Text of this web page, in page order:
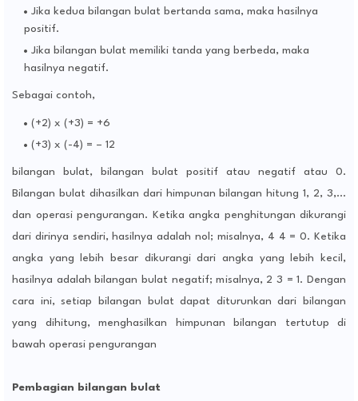
Jika kedua bilangan bulat bertanda sama, maka hasilnya
positif.
Jika bilangan bulat memiliki tanda yang berbeda, maka
hasilnya negatif.
Sebagai contoh,
(+2) x (+3) = +6
(+3) x (-4) = – 12
bilangan bulat, bilangan bulat positif atau negatif atau 0.
Bilangan bulat dihasilkan dari himpunan bilangan hitung 1, 2, 3,…
dan operasi pengurangan. Ketika angka penghitungan dikurangi
dari dirinya sendiri, hasilnya adalah nol; misalnya, 4 4 = 0. Ketika
angka yang lebih besar dikurangi dari angka yang lebih kecil,
hasilnya adalah bilangan bulat negatif; misalnya, 2 3 = 1. Dengan
cara ini, setiap bilangan bulat dapat diturunkan dari bilangan
yang dihitung, menghasilkan himpunan bilangan tertutup di
bawah operasi pengurangan
Pembagian bilangan bulat